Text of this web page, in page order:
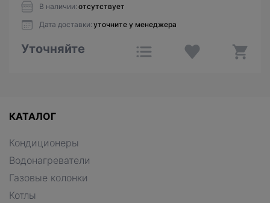
В наличии: отсутствует
Дата доставки: уточните у менеджера
Уточняйте
КАТАЛОГ
Кондиционеры
Водонагреватели
Газовые колонки
Котлы